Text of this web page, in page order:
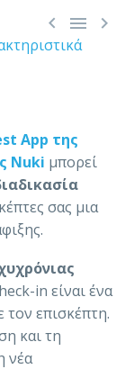
  
App της
Nuki μπορεί
σας μια
in είναι ένα
τον επισκέπτη.
και τη
νέα